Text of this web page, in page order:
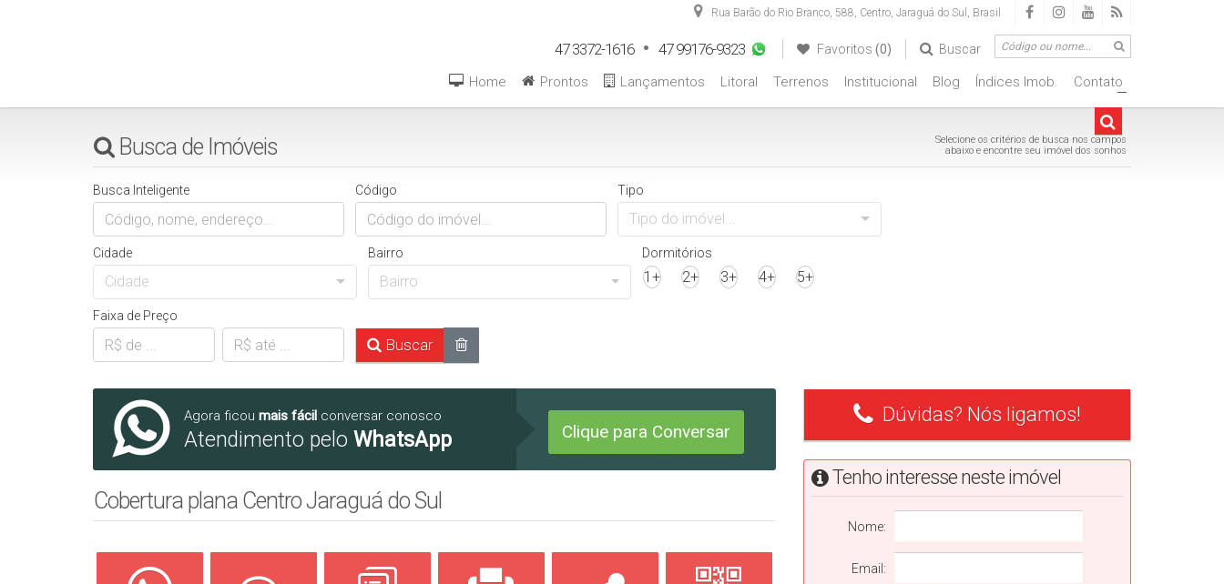
Rua Barão do Rio Branco, 588, Centro, Jaraguá do Sul , Brasil
Buscar
Favoritos (0)
47 3372-1616 47 99176-9323
+
Contato
Índices Imob.
Blog
Institucional
Terrenos
Litoral
Lançamentos
Prontos
Home
Busca de Imóveis
Selecione os critérios de busca nos campos
abaixo e encontre seu imóvel dos sonhos
Busca Inteligente Código Tipo
Tipo do imóvel...
Cidade
Cidade
Bairro
Bairro
Dormitórios
1+ 2+ 3+ 4+ 5+
Faixa de Preço
Buscar
Agora ficou mais fácil conversar conosco
Atendimento pelo WhatsApp Clique para Conversar
Cobertura plana Centro Jaraguá do Sul
Dúvidas? Nós ligamos!
Tenho interesse neste imóvel
Nome:
Email: